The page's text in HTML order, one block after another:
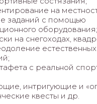
на
заданий с помощью
оборудования;
на снегоходах,
с реальной
интригующие и
квесты и др.